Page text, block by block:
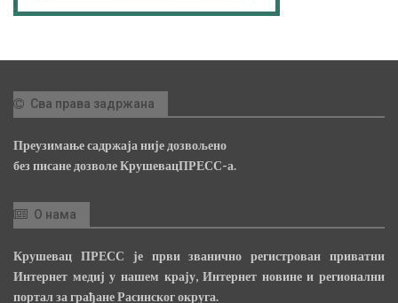
Сва права задржана
Преузимање садржаја није дозвољено
без писане дозволе КрушевацПРЕСС-а.
О нама
Крушевац ПРЕСС је први званично регистрован приватни
Интернет медиј у нашем крају, Интернет новине и регионални
портал за грађане Расинског округа.